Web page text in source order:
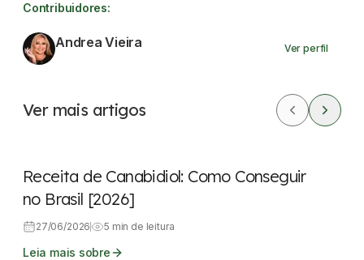
Contribuidores:
Andrea Vieira Ver perfil
Ver mais artigos
Legislação Dicas rápidas
Receita de Canabidiol: Como Conseguir
no Brasil [2026]
27/06/2026 5 min de leitura
Leia mais sobre